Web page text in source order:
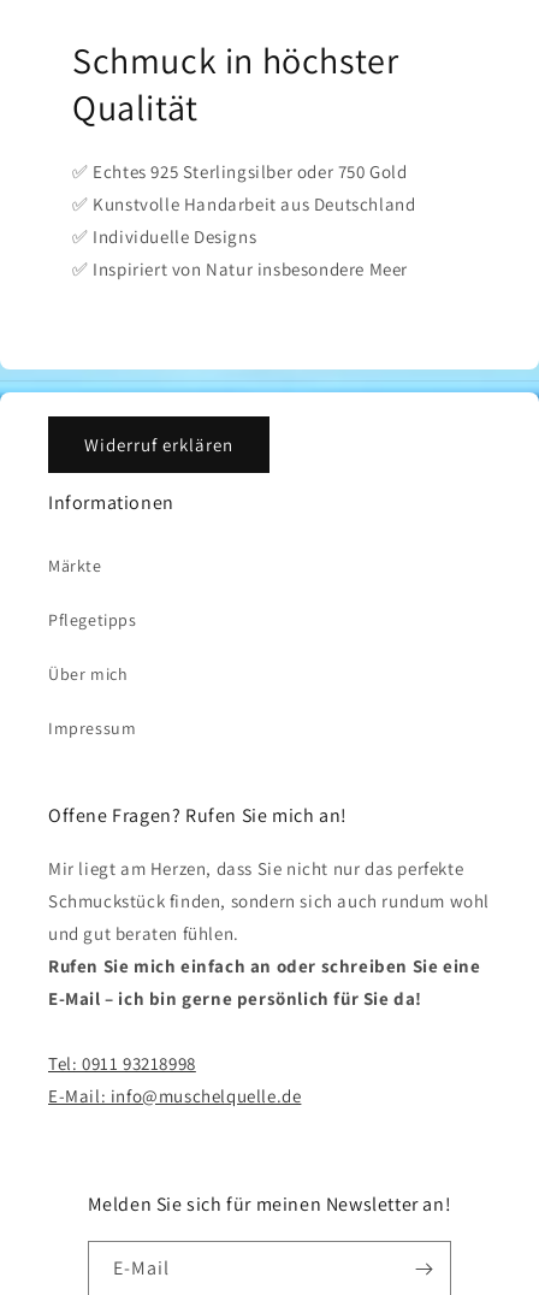
Schmuck in höchster
Qualität
✅ Echtes 925 Sterlingsilber oder 750 Gold
✅ Kunstvolle Handarbeit aus Deutschland
✅ Individuelle Designs
✅ Inspiriert von Natur insbesondere Meer
Widerruf erklären
Informationen
Märkte
Pflegetipps
Über mich
Impressum
Offene Fragen? Rufen Sie mich an!
Mir liegt am Herzen, dass Sie nicht nur das perfekte
Schmuckstück finden, sondern sich auch rundum wohl
und gut beraten fühlen.
Rufen Sie mich einfach an oder schreiben Sie eine
E-Mail – ich bin gerne persönlich für Sie da!
Tel: 0911 93218998
E-Mail: info@muschelquelle.de
Melden Sie sich für meinen Newsletter an!
E-Mail